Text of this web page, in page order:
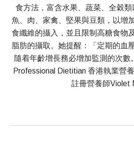
食方法，富含水果、蔬菜、全穀
魚、肉、家禽、堅果與豆類，以增
食纖維的攝入，並且限制高糖食物
脂肪的攝取。她提醒：「定期的血
隨着年齡增長務必增加監測的次數
Professional Dietitian 香港執業營
註冊營養師Violet